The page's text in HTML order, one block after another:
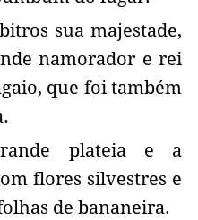
sua majestade,
namorador e rei
que foi também
plateia e a
flores silvestres e
de bananeira.